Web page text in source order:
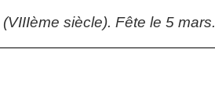
(VIIIème siècle). Fête le 5 mars.